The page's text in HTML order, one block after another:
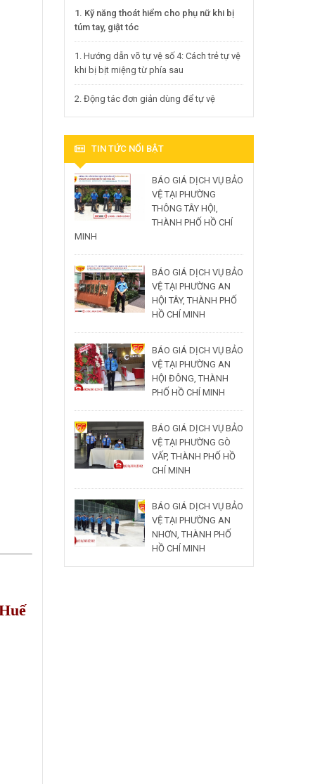
1. Kỹ năng thoát hiểm cho phụ nữ khi bị
túm tay, giật tóc
1. Hướng dẫn võ tự vệ số 4: Cách trẻ tự vệ
khi bị bịt miệng từ phía sau
2. Động tác đơn giản dùng để tự vệ
TIN TỨC NỔI BẬT
BÁO GIÁ DỊCH VỤ BẢO
VỆ TẠI PHƯỜNG
THÔNG TÂY HỘI,
THÀNH PHỐ HỒ CHÍ
MINH
BÁO GIÁ DỊCH VỤ BẢO
VỆ TẠI PHƯỜNG AN
HỘI TÂY, THÀNH PHỐ
HỒ CHÍ MINH
BÁO GIÁ DỊCH VỤ BẢO
VỆ TẠI PHƯỜNG AN
HỘI ĐÔNG, THÀNH
PHỐ HỒ CHÍ MINH
BÁO GIÁ DỊCH VỤ BẢO
VỆ TẠI PHƯỜNG GÒ
VẤP, THÀNH PHỐ HỒ
CHÍ MINH
BÁO GIÁ DỊCH VỤ BẢO
VỆ TẠI PHƯỜNG AN
NHƠN, THÀNH PHỐ
HỒ CHÍ MINH